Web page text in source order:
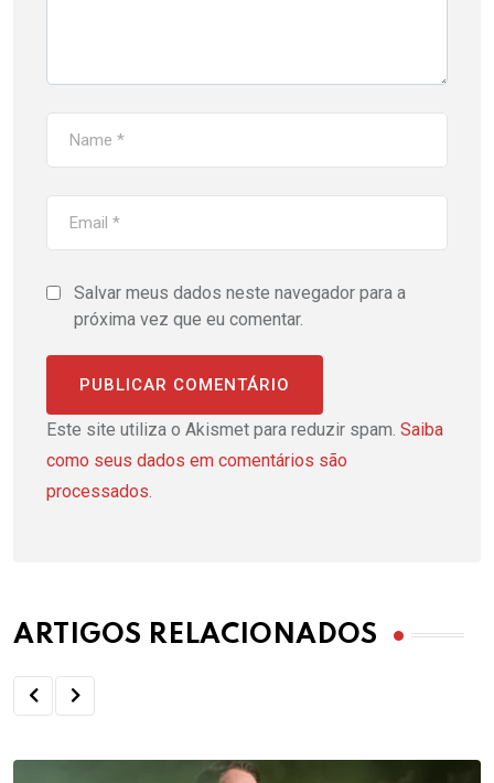
Salvar meus dados neste navegador para a
próxima vez que eu comentar.
Este site utiliza o Akismet para reduzir spam. Saiba
como seus dados em comentários são
processados
ARTIGOS RELACIONADOS